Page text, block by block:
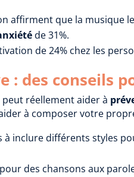
affirment que la musique
de 31%.
de 24% chez les
: des conseils
réellement aider à
à composer votre
à inclure différents styles
des chansons aux